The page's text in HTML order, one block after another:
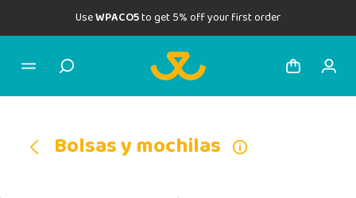
UseWPACO5to get 5% off your first order
Bolsas y mochilas